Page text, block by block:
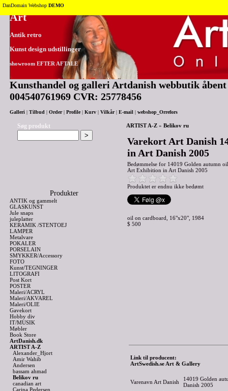
Tilbage til toppen
Art
Antik retro
Kunst design udstillinger
showroom EFTER AFTALE
Kunsthandel og galleri Artdanish webbutik
004540761969 CVR: 25778456
Galleri Tilbud Order| Profile| Kurv Vilkår| E-mail webshop_Orrefors
Søg produkt
Produkter
ANTIK og gammelt
GLASKUNST
Jule snaps
juleplatter
KERAMIK /STENTOEJ
LAMPER
Metalvare
POKALER
PORSELAIN
SMYKKER/Accessory
FOTO
Kunst/TEGNINGER
LITOGRAFI
Post Kort
POSTER
Maleri/ACRYL
Maleri/AKVAREL
Maleri/OLIE
Gavekort
Hobby div
IT/MUSIK
Møbler
Book Store
ArtDanish.dk
ARTIST A-Z
Alexander_Hjort
Amir Wahib
Andersen
bassam ahmad
Belikov ru
canadian art
Carina Pedersen
ARTIST A-Z » Belikov ru
Varekort Art Danish
in Art Danish 2005
Bedømmelse for 14019 Golden autumn
Art Exhibition in Art Danish 2005
Produktet er endnu ikke bedømt
oil on cardboard, 16"x20", 1984
$ 500
Link til producent:
ArtSwedish.se Art & Gallery
Varenavn Art Danish
14019 Golden
Danish 2005
DanDomain Webshop DEMO